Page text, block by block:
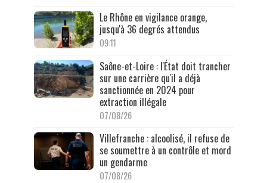
Le Rhône en vigilance orange,
jusqu'à 36 degrés attendus
09:11
Saône-et-Loire : l'État doit trancher
sur une carrière qu'il a déjà
sanctionnée en 2024 pour
extraction illégale
07/08/26
Villefranche : alcoolisé, il refuse de
se soumettre à un contrôle et mord
un gendarme
07/08/26